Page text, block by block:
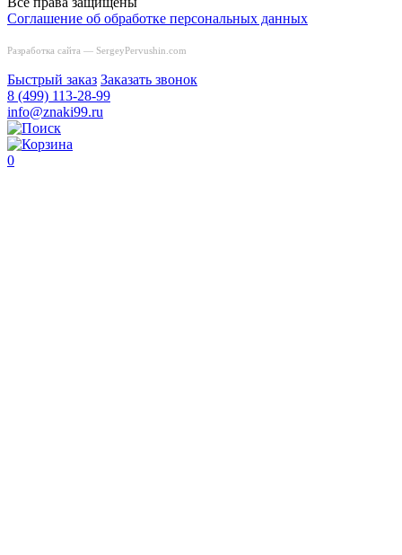
Соглашение об обработке персональных данных
Разработка сайта — SergeyPervushin.com
Быстрый заказ Заказать звонок
8 (499) 113-28-99
info@znaki99.ru
0